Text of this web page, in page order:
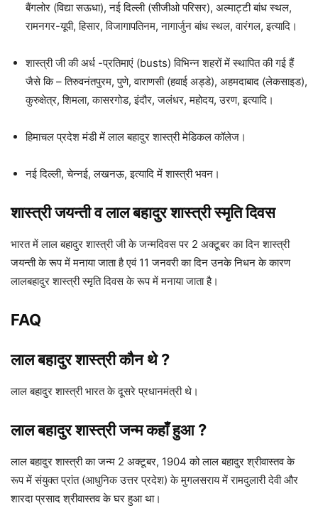
बैंगलोर (विद्या सऊधा), नई दिल्ली (सीजीओ परिसर), अल्माट्टी बांध स्थल,
रामनगर-यूपी, हिसार, विजागापतिनम, नागार्जुन बांध स्थल, वारंगल, इत्यादि।
शास्त्री जी की अर्ध -प्रतिमाएं (busts) विभिन्न शहरों में स्थापित की गई हैं
जैसे कि – तिरुवनंतपुरम, पुणे, वाराणसी (हवाई अड्डे), अहमदाबाद (लेकसाइड),
कुरुक्षेत्र, शिमला, कासरगोड, इंदौर, जलंधर, महोदय, उरण, इत्यादि।
हिमाचल प्रदेश मंडी में लाल बहादुर शास्त्री मेडिकल कॉलेज।
नई दिल्ली, चेन्नई, लखनऊ, इत्यादि में शास्त्री भवन।
शास्त्री जयन्ती व लाल बहादुर शास्त्री स्मृति दिवस
भारत में लाल बहादुर शास्त्री जी के जन्मदिवस पर 2 अक्टूबर का दिन शास्त्री
जयन्ती के रूप में मनाया जाता है एवं 11 जनवरी का दिन उनके निधन के कारण
लालबहादुर शास्त्री स्मृति दिवस के रूप में मनाया जाता है।
FAQ
लाल बहादुर शास्त्री कौन थे ?
लाल बहादुर शास्त्री भारत के दूसरे प्रधानमंत्री थे।
लाल बहादुर शास्त्री जन्म कहाँ हुआ ?
लाल बहादुर शास्त्री का जन्म 2 अक्टूबर, 1904 को लाल बहादुर श्रीवास्तव के
रूप में संयुक्त प्रांत (आधुनिक उत्तर प्रदेश) के मुगलसराय में रामदुलारी देवी और
शारदा प्रसाद श्रीवास्तव के घर हुआ था।